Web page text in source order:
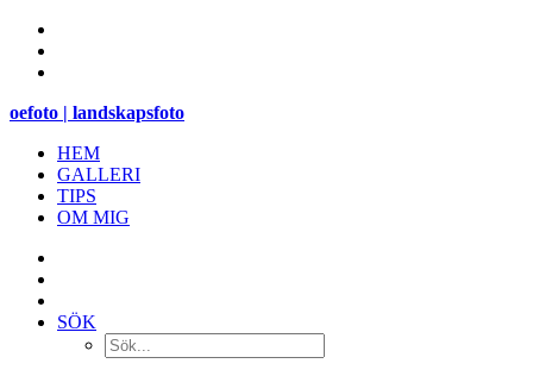
oefoto | landskapsfoto
HEM
GALLERI
TIPS
OM MIG
SÖK